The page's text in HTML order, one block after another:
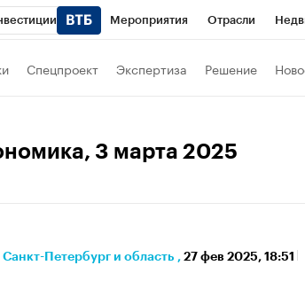
Мероприятия Отрасли
Спецпроект Экспертиза Решение
, 3 марта 2025
Санкт-Петербург и область , 27 фев 2025, 18:51